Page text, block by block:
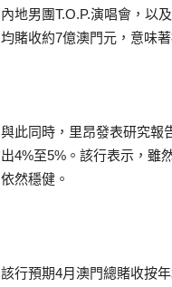
內地男團T.O.P.演唱會，以
均賭收約7億澳門元，意味
與此同時，里昂發表研究報
出4%至5%。該行表示，雖
依然穩健。
該行預期4月澳門總賭收按